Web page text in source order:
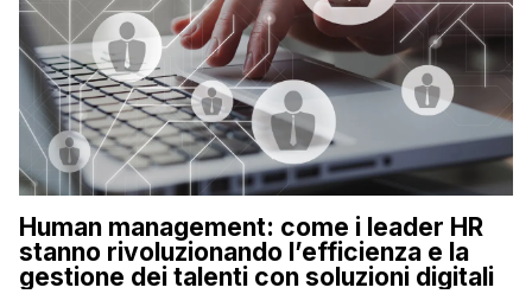
Human management: come i leader HR
stanno rivoluzionando l’efficienza e la
gestione dei talenti con soluzioni digitali